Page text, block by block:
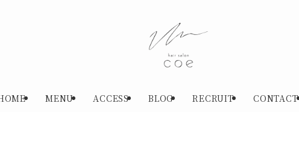
MENU ACCESS BLOG RECRUIT CONTACT